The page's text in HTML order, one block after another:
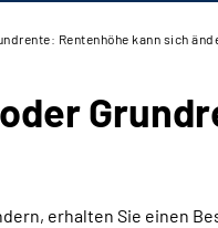
Rentenhöhe kann sich
erhalten Sie einen